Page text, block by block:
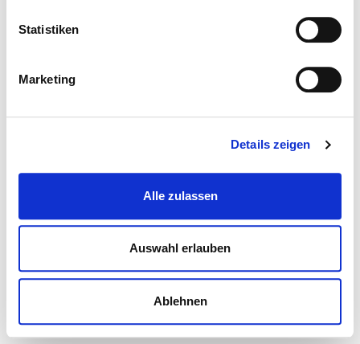
Statistiken
Marketing
Details zeigen
Alle zulassen
Auswahl erlauben
Ablehnen